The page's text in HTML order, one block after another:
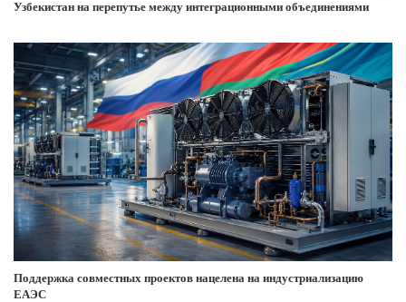
Узбекистан на перепутье между интеграционными объединениями
Поддержка совместных проектов нацелена на индустриализацию
ЕАЭС